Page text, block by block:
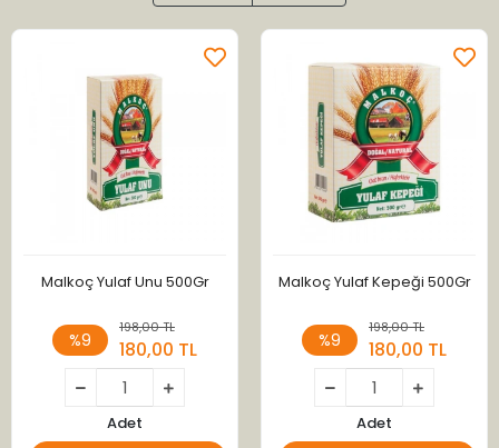
Malkoç Yulaf Unu 500Gr
%9
198,00 TL
180,00 TL
Adet
Malkoç Yulaf Kepeği 500Gr
%9
198,00 TL
180,00 TL
Adet